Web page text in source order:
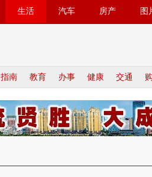
生活 汽车 房产 图
指南 教育 办事 健康 交通